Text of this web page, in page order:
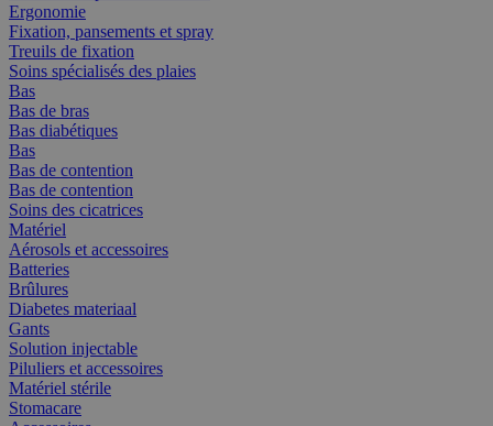
Ergonomie
Fixation, pansements et spray
Treuils de fixation
Soins spécialisés des plaies
Bas
Bas de bras
Bas diabétiques
Bas
Bas de contention
Bas de contention
Soins des cicatrices
Matériel
Aérosols et accessoires
Batteries
Brûlures
Diabetes materiaal
Gants
Solution injectable
Piluliers et accessoires
Matériel stérile
Stomacare